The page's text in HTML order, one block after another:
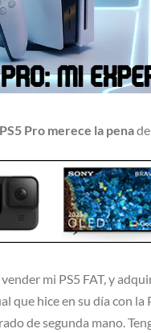
PS5 Pro merece la pena
mi PS5 FAT, y
que hice en su día con
de segunda mano.